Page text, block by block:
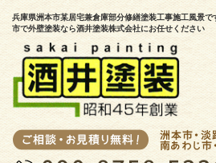
兵庫県洲本市某居宅兼倉庫部分修繕塗装工事施工風景
市で外壁塗装なら酒井塗装株式会社にお任せください